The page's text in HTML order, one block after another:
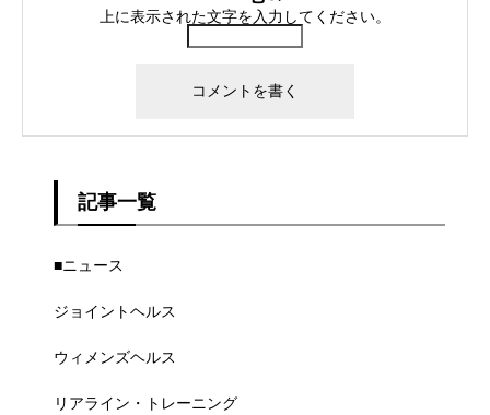
上に表示された文字を入力してください。
記事一覧
■ニュース
ジョイントヘルス
ウィメンズヘルス
リアライン・トレーニング